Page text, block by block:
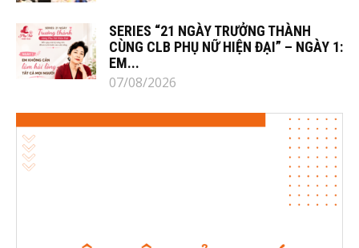
SERIES “21 NGÀY TRƯỞNG THÀNH
CÙNG CLB PHỤ NỮ HIỆN ĐẠI” – NGÀY 1:
EM...
07/08/2026